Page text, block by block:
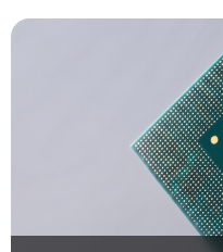
> Jetzt entdecken